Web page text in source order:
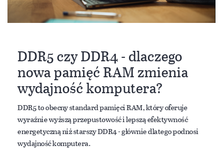
DDR5 czy DDR4 - dlaczego
nowa pamięć RAM zmienia
wydajność komputera?
DDR5 to obecny standard pamięci RAM, który oferuje
wyraźnie wyższą przepustowość i lepszą efektywność
energetyczną niż starszy DDR4 - głównie dlatego podnosi
wydajność komputera.